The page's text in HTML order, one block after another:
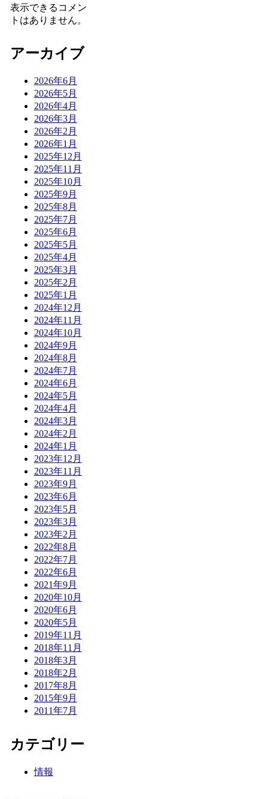
表示できるコメン
トはありません。
アーカイブ
2026年6月
2026年5月
2026年4月
2026年3月
2026年2月
2026年1月
2025年12月
2025年11月
2025年10月
2025年9月
2025年8月
2025年7月
2025年6月
2025年5月
2025年4月
2025年3月
2025年2月
2025年1月
2024年12月
2024年11月
2024年10月
2024年9月
2024年8月
2024年7月
2024年6月
2024年5月
2024年4月
2024年3月
2024年2月
2024年1月
2023年12月
2023年11月
2023年9月
2023年6月
2023年5月
2023年3月
2023年2月
2022年8月
2022年7月
2022年6月
2021年9月
2020年10月
2020年6月
2020年5月
2019年11月
2018年11月
2018年3月
2018年2月
2017年8月
2015年9月
2011年7月
カテゴリー
情報